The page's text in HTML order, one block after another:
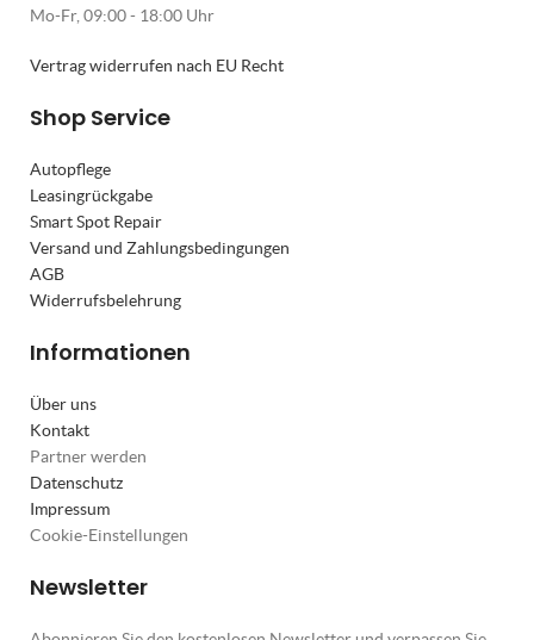
Mo-Fr, 09:00 - 18:00 Uhr
Vertrag widerrufen nach EU Recht
Shop Service
Autopflege
Leasingrückgabe
Smart Spot Repair
Versand und Zahlungsbedingungen
AGB
Widerrufsbelehrung
Informationen
Über uns
Kontakt
Partner werden
Datenschutz
Impressum
Cookie-Einstellungen
Newsletter